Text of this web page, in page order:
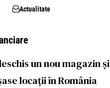
Actualitate
un nou magazin și
locații în România